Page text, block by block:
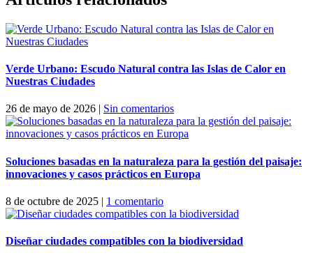
Verde Urbano: Escudo Natural contra las Islas de Calor en
Nuestras Ciudades
26 de mayo de 2026 Sin comentarios
Soluciones basadas en la naturaleza para la gestión del paisaje:
innovaciones y casos prácticos en Europa
8 de octubre de 2025 | 1 comentario
Diseñar ciudades compatibles con la biodiversidad